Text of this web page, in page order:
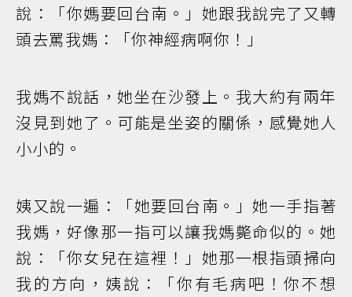
說：「你媽要回台南。」她跟我說完了又轉
頭去罵我媽：「你神經病啊你！」
我媽不說話，她坐在沙發上。我大約有兩年
沒見到她了。可能是坐姿的關係，感覺她人
小小的。
姨又說一遍：「她要回台南。」她一手指著
我媽，好像那一指可以讓我媽斃命似的。她
說：「你女兒在這裡！」她那一根指頭掃向
我的方向，姨說：「你有毛病吧！你不想